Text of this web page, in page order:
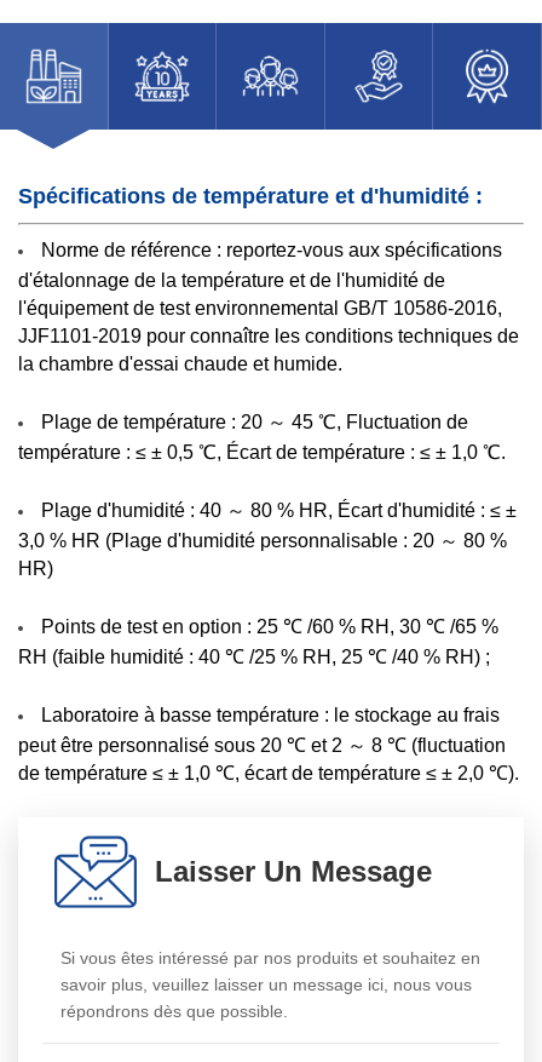
Spécifications de température et d'humidité :
Norme de référence : reportez-vous aux spécifications
d'étalonnage de la température et de l'humidité de
l'équipement de test environnemental GB/T 10586-2016,
JJF1101-2019 pour connaître les conditions techniques de
la chambre d'essai chaude et humide.
Plage de température : 20 ～ 45 ℃, Fluctuation de
température : ≤ ± 0,5 ℃, Écart de température : ≤ ± 1,0 ℃.
Plage d'humidité : 40 ～ 80 % HR, Écart d'humidité : ≤ ±
3,0 % HR (Plage d'humidité personnalisable : 20 ～ 80 %
HR)
Points de test en option : 25 ℃ /60 % RH, 30 ℃ /65 %
RH (faible humidité : 40 ℃ /25 % RH, 25 ℃ /40 % RH) ;
Laboratoire à basse température : le stockage au frais
peut être personnalisé sous 20 ℃ et 2 ～ 8 ℃ (fluctuation
de température ≤ ± 1,0 ℃, écart de température ≤ ± 2,0 ℃).
Laisser Un Message
Si vous êtes intéressé par nos produits et souhaitez en
savoir plus, veuillez laisser un message ici, nous vous
répondrons dès que possible.